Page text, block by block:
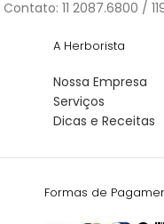
Contato: 11 2087.6800 /
A Herborista
Nossa Empresa
Serviços
Dicas e Receitas
Formas de